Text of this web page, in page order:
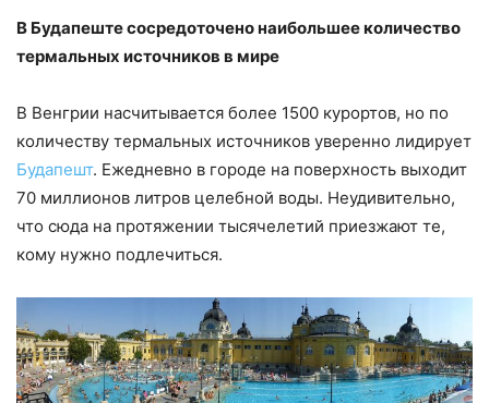
В Будапеште сосредоточено наибольшее количество
термальных источников в мире
В Венгрии насчитывается более 1500 курортов, но по
количеству термальных источников уверенно лидирует
Будапешт. Ежедневно в городе на поверхность выходит
70 миллионов литров целебной воды. Неудивительно,
что сюда на протяжении тысячелетий приезжают те,
кому нужно подлечиться.